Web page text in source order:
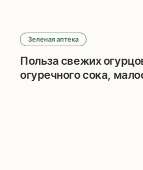
Зеленая аптека
Польза свежих
огуречного сока,